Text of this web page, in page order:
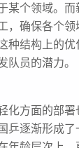
某个领域。
，确保各个
种结构上的
队员的潜力。
化方面的部
乒逐渐形成